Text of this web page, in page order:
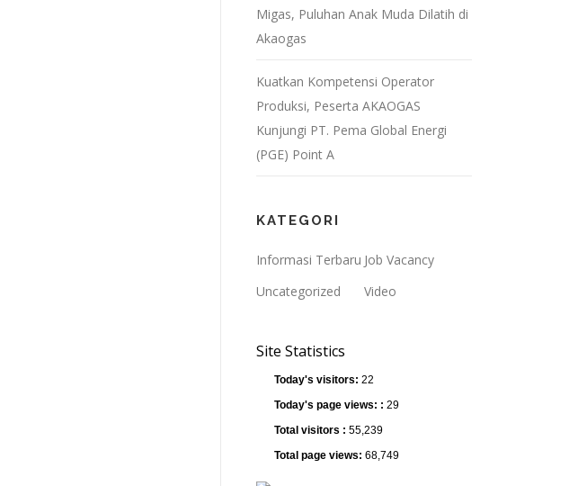
Migas, Puluhan Anak Muda Dilatih di
Akaogas
Kuatkan Kompetensi Operator
Produksi, Peserta AKAOGAS
Kunjungi PT. Pema Global Energi
(PGE) Point A
KATEGORI
Informasi Terbaru Job Vacancy
Uncategorized
Video
Site Statistics
Today's visitors: 22
Today's page views: : 29
Total visitors : 55,239
Total page views: 68,749